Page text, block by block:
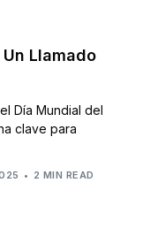
Llamado
Día Mundial del
clave para
2 MIN READ